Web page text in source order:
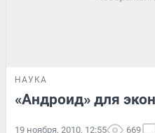
НАУКА
«Андроид» для
19 ноября, 2010, 12:55 669